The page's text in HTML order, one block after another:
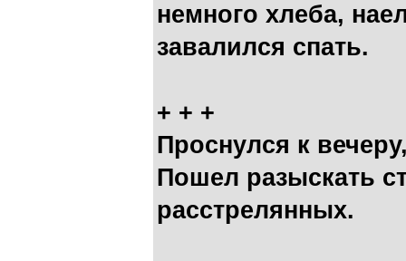
немного хлеба,
завалился спать.
+ + +
Проснулся к
Пошел разыскать
расстрелянных.